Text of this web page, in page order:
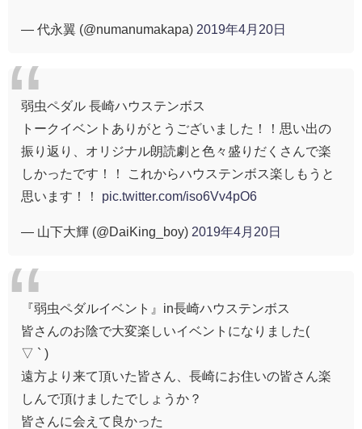
— 代永翼 (@numanumakapa) 2019年4月20日
弱虫ペダル 長崎ハウステンボス
トークイベントありがとうございました！！思い出の
振り返り、オリジナル朗読劇と色々盛りだくさんで楽
しかったです！！ これからハウステンボス楽しもうと
思います！！ pic.twitter.com/iso6Vv4pO6
— 山下大輝 (@DaiKing_boy) 2019年4月20日
『弱虫ペダルイベント』in長崎ハウステンボス
皆さんのお陰で大変楽しいイベントになりました( ´
▽ ` )
遠方より来て頂いた皆さん、長崎にお住いの皆さん楽
しんで頂けましたでしょうか？
皆さんに会えて良かった